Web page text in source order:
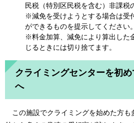
民税（特別区民税を含む）非課
※減免を受けようとする場合は受
ができるものを提示してください。
※料金加算、減免により算出した
じるときには切り捨てます。
クライミングセンターを初
へ
この施設でクライミングを始めた方も